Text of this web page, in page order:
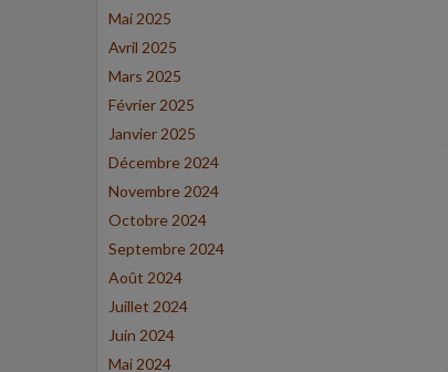
Mai 2025
Avril 2025
Mars 2025
Février 2025
Janvier 2025
Décembre 2024
Novembre 2024
Octobre 2024
Septembre 2024
Août 2024
Juillet 2024
Juin 2024
Mai 2024